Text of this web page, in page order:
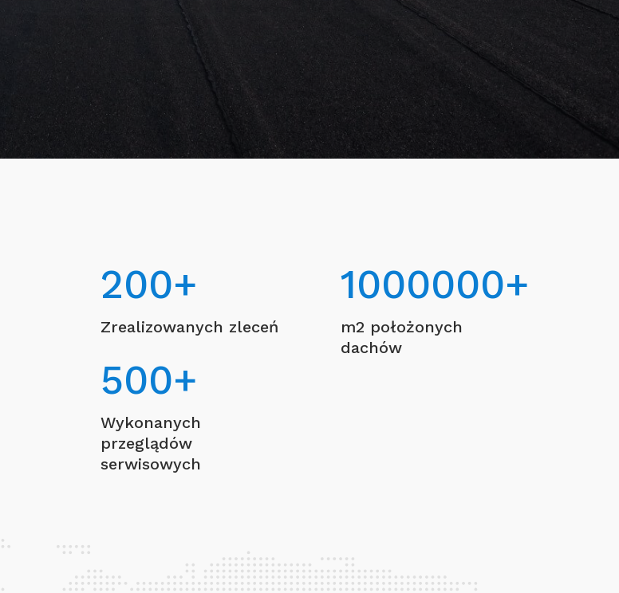
200+
Zrealizowanych zleceń
500+
Wykonanych
przeglądów
serwisowych
1000000+
m2 położonych
dachów